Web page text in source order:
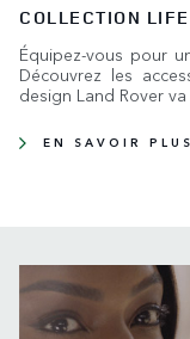
COLLECTION
Équipez-vous pour
Découvrez les
design Land Rover
EN SAVOIR PLUS